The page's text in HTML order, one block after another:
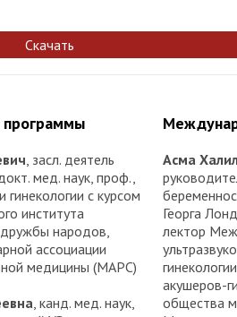
Скачать
программы
, засл. деятель
мед. наук, проф.,
с курсом
института
дружбы народов,
ассоциации
медицины (МАРС)
, канд. мед. наук,
Асма
Георга
лектор
акушеров-
общества